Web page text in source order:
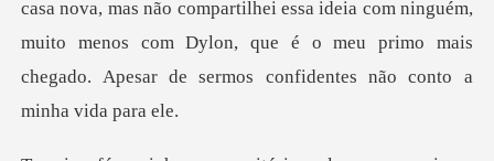
compartilhei essa ideia com ninguém,
muito menos com Dylon, que é o meu prim